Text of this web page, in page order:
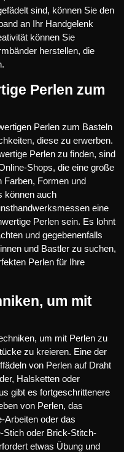
sind, können Sie den
an Ihr Handgelenk
können Sie
herstellen, die
Perlen zum
Perlen zum Basteln
diese zu erwerben.
Perlen zu finden, sind
Shops, die eine große
Farben, Formen und
können auch
eine
Perlen sein. Es lohnt
und gegebenenfalls
und Bastler zu suchen,
Perlen für Ihre
um mit
um mit Perlen zu
zu kreieren. Eine der
von Perlen auf Draht
Halsketten oder
gibt es fortgeschrittenere
von Perlen, das
Arbeiten oder das
oder Brick-Stitch-
etwas Übung und